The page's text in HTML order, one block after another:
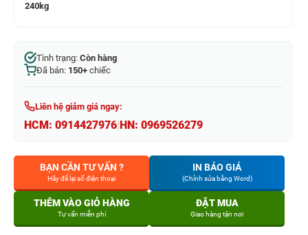
240kg
Tình trạng: Còn hàng
Đã bán: 150+ chiếc
Liên hệ giảm giá ngay:
HCM: 0914427976 HN: 0969526279
BẠN CẦN TƯ VẤN ?
Hãy để lại số điện thoại
IN BÁO GIÁ
(Chỉnh sửa bằng Word)
THÊM VÀO GIỎ HÀNG
Tư vấn miễn phí
ĐẶT MUA
Giao hàng tận nơi